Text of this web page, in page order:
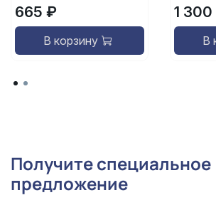
665 ₽
В корзину
1
В
Получите специальное
предложение